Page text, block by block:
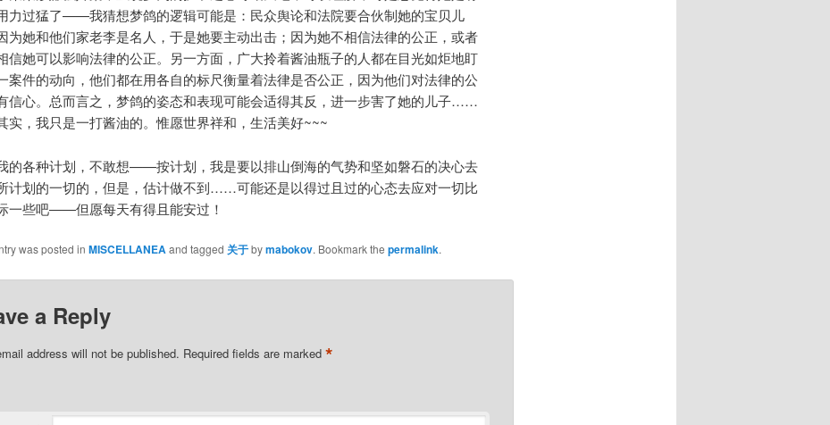
力过猛了——我猜想梦鸽的逻辑可能是：民众舆论和法院要合伙制她的宝贝儿
为她和他们家老李是名人，于是她要主动出击；因为她不相信法律的公正，或者
信她可以影响法律的公正。另一方面，广大拎着酱油瓶子的人都在目光如炬地盯
案件的动向，他们都在用各自的标尺衡量着法律是否公正，因为他们对法律的公
信心。总而言之，梦鸽的姿态和表现可能会适得其反，进一步害了她的儿子……
实，我只是一打酱油的。惟愿世界祥和，生活美好~~~
的各种计划，不敢想——按计划，我是要以排山倒海的气势和坚如磐石的决心去
计划的一切的，但是，估计做不到……可能还是以得过且过的心态去应对一切比
一些吧——但愿每天有得且能安过！
was posted in MISCELLANEAand tagged 关于bymabokov. Bookmark the permalink.
a Reply
address will not be published. Required fields are marked *